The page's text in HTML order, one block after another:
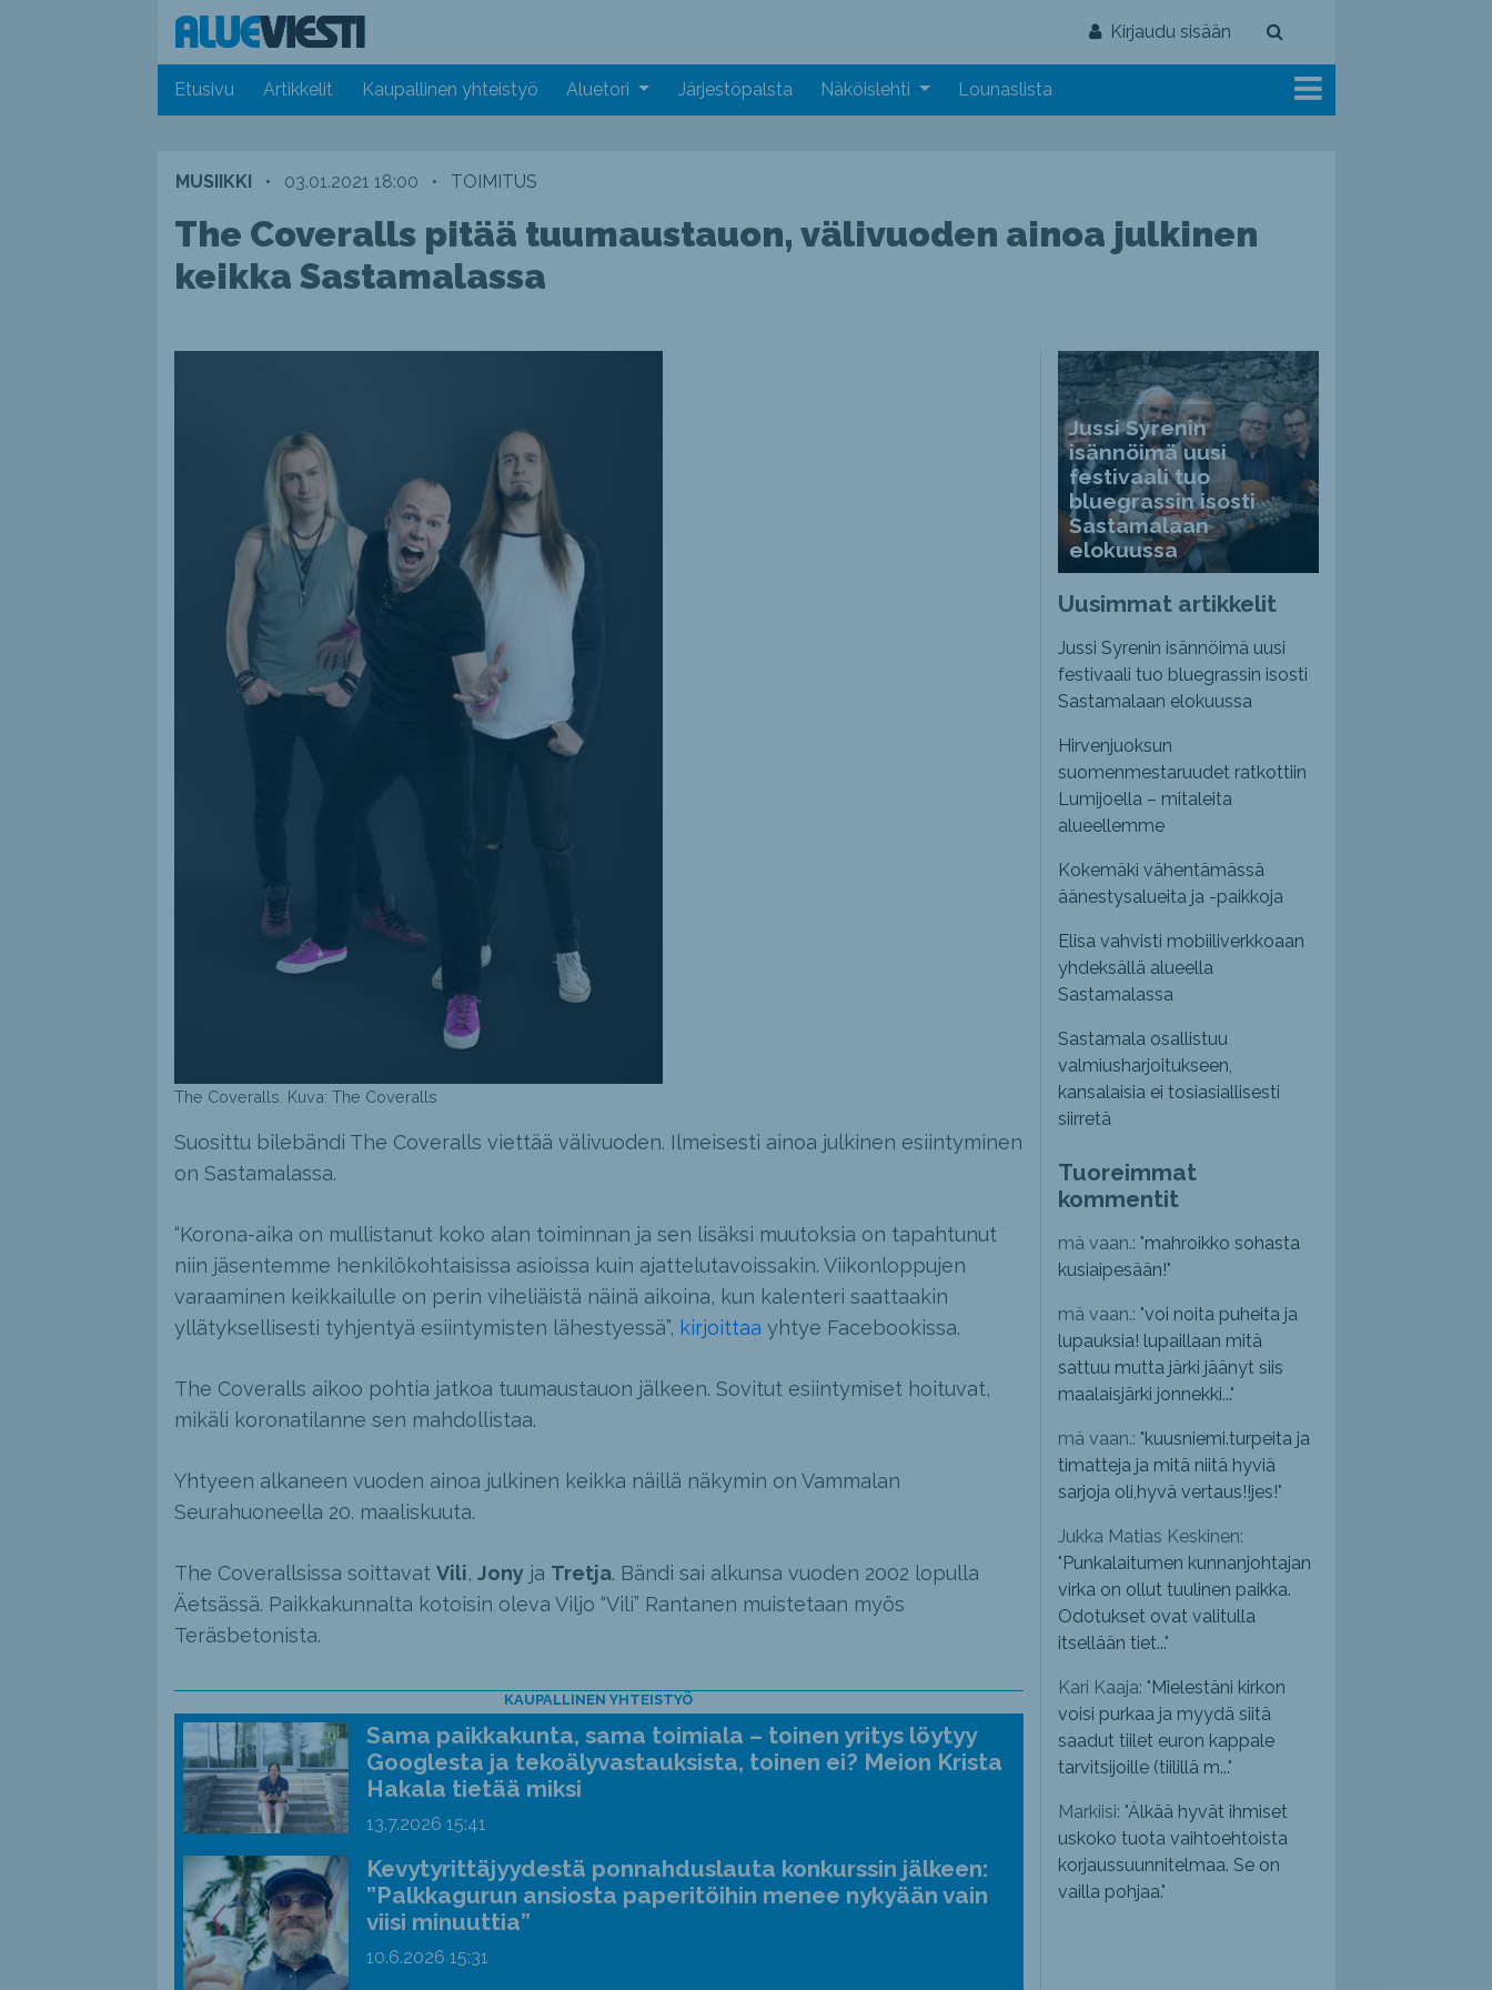
Kirjaudu sisään
Etusivu Artikkelit Kaupallinen yhteistyö Aluetori Järjestöpalsta Näköislehti Lounaslista
MUSIIKKI • 03.01.2021 18:00 • TOIMITUS
The Coveralls pitää tuumaustauon, välivuoden ainoa julkinen
keikka Sastamalassa
The Coveralls. Kuva: The Coveralls
Suosittu bilebändi The Coveralls viettää välivuoden. Ilmeisesti ainoa julkinen esiintyminen
on Sastamalassa.
“Korona-aika on mullistanut koko alan toiminnan ja sen lisäksi muutoksia on tapahtunut
niin jäsentemme henkilökohtaisissa asioissa kuin ajattelutavoissakin. Viikonloppujen
varaaminen keikkailulle on perin viheliäistä näinä aikoina, kun kalenteri saattaakin
yllätyksellisesti tyhjentyä esiintymisten lähestyessä”, kirjoittaa yhtye Facebookissa.
The Coveralls aikoo pohtia jatkoa tuumaustauon jälkeen. Sovitut esiintymiset hoituvat,
mikäli koronatilanne sen mahdollistaa.
Yhtyeen alkaneen vuoden ainoa julkinen keikka näillä näkymin on Vammalan
Seurahuoneella 20. maaliskuuta.
The Coverallsissa soittavat Vili, Jony ja Tretja. Bändi sai alkunsa vuoden 2002 lopulla
Äetsässä. Paikkakunnalta kotoisin oleva Viljo “Vili” Rantanen muistetaan myös
Teräsbetonista.
KAUPALLINEN YHTEISTYÖ
Sama paikkakunta, sama toimiala – toinen yritys löytyy
Googlesta ja tekoälyvastauksista, toinen ei? Meion Krista
Hakala tietää miksi
13.7.2026 15:41
Kevytyrittäjyydestä ponnahduslauta konkurssin jälkeen:
”Palkkagurun ansiosta paperitöihin menee nykyään vain
viisi minuuttia”
10.6.2026 15:31
Jussi Syrenin
isännöimä uusi
festivaali tuo
bluegrassin isosti
Sastamalaan
elokuussa
Uusimmat artikkelit
Jussi Syrenin isännöimä uusi
festivaali tuo bluegrassin isosti
Sastamalaan elokuussa
Hirvenjuoksun
suomenmestaruudet ratkottiin
Lumijoella – mitaleita
alueellemme
Kokemäki vähentämässä
äänestysalueita ja -paikkoja
Elisa vahvisti mobiiliverkkoaan
yhdeksällä alueella
Sastamalassa
Sastamala osallistuu
valmiusharjoitukseen,
kansalaisia ei tosiasiallisesti
siirretä
Tuoreimmat
kommentit
mä vaan.: "mahroikko sohasta
kusiaipesään!"
mä vaan.: "voi noita puheita ja
lupauksia! lupaillaan mitä
sattuu mutta järki jäänyt siis
maalaisjärki jonnekki..."
mä vaan.: "kuusniemi.turpeita ja
timatteja ja mitä niitä hyviä
sarjoja oli,hyvä vertaus!!jes!"
Jukka Matias Keskinen:
" Punkalaitumen kunnanjohtajan
virka on ollut tuulinen paikka.
Odotukset ovat valitulla
itsellään tiet..."
Kari Kaaja: " Mielestäni kirkon
voisi purkaa ja myydä siitä
saadut tiilet euron kappale
tarvitsijoille (tiilillä m..."
Markiisi: "Älkää hyvät ihmiset
uskoko tuota vaihtoehtoista
korjaussuunnitelmaa. Se on
vailla pohjaa."